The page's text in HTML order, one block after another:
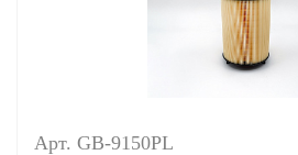
Арт. GB-9150PL